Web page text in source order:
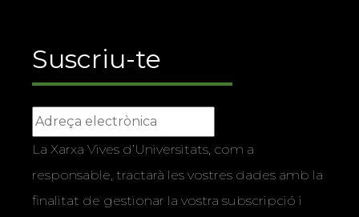
Suscriu-te
La Xarxa Vives d’Universitats, com a
responsable, tractarà les vostres dades amb la
finalitat de gestionar la vostra subscripció i